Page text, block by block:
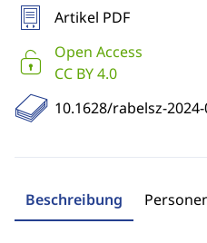
Artikel PDF
Open Access
CC BY 4.0
10.1628/rabelsz-
Beschreibung